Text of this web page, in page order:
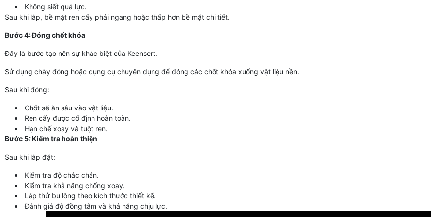
Không siết quá lực.
Sau khi lắp, bề mặt ren cấy phải ngang hoặc thấp hơn bề mặt chi tiết.
Bước 4: Đóng chốt khóa
Đây là bước tạo nên sự khác biệt của Keensert.
Sử dụng chày đóng hoặc dụng cụ chuyên dụng để đóng các chốt khóa xuống vật liệu nền.
Sau khi đóng:
Chốt sẽ ăn sâu vào vật liệu.
Ren cấy được cố định hoàn toàn.
Hạn chế xoay và tuột ren.
Bước 5: Kiểm tra hoàn thiện
Sau khi lắp đặt:
Kiểm tra độ chắc chắn.
Kiểm tra khả năng chống xoay.
Lắp thử bu lông theo kích thước thiết kế.
Đánh giá độ đồng tâm và khả năng chịu lực.